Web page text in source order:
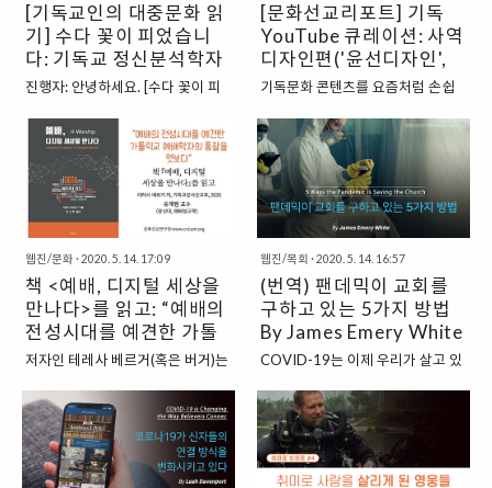
수 없다고 여겨지던 ‘세계화’에 대한
물음이 제기되고, 안전이나 경제적
충격 완화를 위해 개인과 국가 간 장
벽이 더욱 높아지는 지역화가 도래
할 것이라고 합니다. 일하고, 공부하
며, 여가를 보내고, 서로 관계맺는
삶의 방식의 변화들이야 피할 수 없
다지만, 가뜩이나 만연했던 각자도
생의 분위기가 코로나 사태 이후 더
욱 강화될지도 모르겠습니다. 질병
에 대한 두려움이 배재와 차별, 심지
어 혐오의 정서를 부추기면서 ..
로 다가올 수 있는데, 큰 열매를 바
라기보다 전도가 즐거운 것이란 기
억으로 남으면 좋겠다는 마음에서
기획한 활동이었다. 전도 받는 이들
을 고민하다가 풍선에 “친구가 되어
줄게요, 이웃이 되어줄게요”라고 써
붙였다. 왕왕 잊어버리고 오해받기
일쑤인 교회의 의미를 잘 담은 말이
아닐까 싶었다. 그리스도께서 나의
친구가 되어주시고 이웃이 되어주
셨듯이 다른 이에게..
[기독교인의 대중문화 읽
기] 수다 꽃이 피었습니
다: 기독교 정신분석학자
와 함께 본 드라마 <부부
진행자: 안녕하세요. [수다 꽃이 피
수님을 모시고 기독교 정신분석학
적으로 본 드라마 에 대해 이야기 나
눠보려고 하는데요. 저는 오늘 진행
을 맡은 문화선교연구원의 책임연
구원 김지혜입니다. 각자 자기소개
한번 부탁드릴게요. 장정은: 안녕하
세요. 저는 이화여대에서 기독교학
과 목회상담을 가르치고 있는 장정
은 교수입니다. 저를 더 소개하자면,
미국에서 정신분석 수련을 받고 왔
으며 주로 정신분석 종교에 대해 관
심을 두고 가르치고 있습니다. 임주
은: 저는 오늘 함께 이야기를 나눌,
문화선교연구원에서 기획간사로 섬
기고 있는 임주은입니다.. 진행자:
특별히 오늘 다룰 드라마 는 ‘웰메이
드 심리극’이라고 불리는데요. 각 인
[문화선교리포트] 기독
YouTube 큐레이션: 사역
디자인편('윤선디자인',
'페이스시그널', '옹골진
기독문화 콘텐츠를 요즘처럼 손쉽
까? 유튜브가 대세가 되면서 주변
지인들이 유튜브를 시작했다는 소
식 전해주는 빈도도 점점 늘어나고
있다. 유명 유튜브 채널이나 관심 있
는 분야는 빠삭하게 혹은 손쉽게 접
근할 수 있지만, 그 외에도 더 많이
알려져야 하는 알짜배기 건강 기독
유튜브 콘텐츠도 곳곳에 있다는 사
실. 갑작스러운 온라인 예배로 인해
교회 사역자들이 너도 나도 크리에
이터(?)가 되어 가고 있는 요즘... 조
금 늦은 감이 있지만, 지금이라도 힘
겨워하고 계실 많은 분들께 추천하
기 위해 가지고 온 큐레이션!
Youtube를 처음 시작하고 편집하
는 기초 방법들부터, 교회에서 필요
한 다양한 기초 디자인들까지. 포토
웹진/문화· 2020. 5. 14. 17:09
책 <예배, 디지털 세상을
만나다>를 읽고: “예배의
전성시대를 예견한 가톨
릭교 예배학자의 통찰을
저자인 테레사 베르거(혹은 버거)는
School, YDS) 예배학 교수이며,
2014년부터 Thomas E. Golden
Jr. Professor of Catholic
Theology 즉, 가톨릭 신학을 위해
웹진/목회 · 2020. 5. 14. 16:57
(번역) 팬데믹이 교회를
구하고 있는 5가지 방법
By James Emery White
COVID-19는 이제 우리가 살고 있
육체적 사망과 재정적 황폐화를 초
래하고 있다. 전 세계 대부분의 교회
들이 매주 예배를 위해 모일 수 없거
나 신앙 공동체로서 함께 한자리에